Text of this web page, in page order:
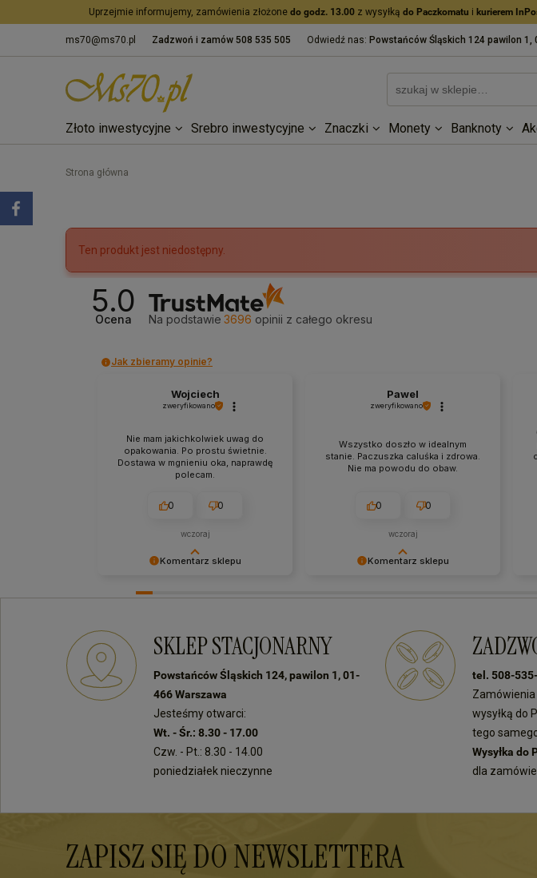
Uprzejmie informujemy, zamówienia złożone do godz. 13.00 z wysyłką do Paczkomatu i kurierem
ms70@ms70.pl Zadzwoń i zamów 508 535 505 Odwiedź nas: Powstańców Śląskich 124 pawilon 1,
Złoto inwestycyjne Srebro inwestycyjne Znaczki Monety Banknoty
Strona główna
Ten produkt jest niedostępny.
5.0
Ocena Na podstawie 3696 opinii z całego okresu
Jak zbieramy opinie?
Komentarz sklepu
pozytywną opinię! Zawsze staramy
klientów! Do zobaczenia:)
Wojciech
zweryfikowano
Nie mam jakichkolwiek uwag do
opakowania. Po prostu świetnie.
Dostawa w mgnieniu oka, naprawdę
polecam.
0 0
wczoraj
Komentarz sklepu
feedback! Cieszymy się, że nasz
Jest to dla nas największa nagroda.
Do zobaczenia przy kolejnych
Pawel
zweryfikowano
Wszystko doszło w idealnym
stanie. Paczuszka caluśka i zdrowa.
Nie ma powodu do obaw.
0 0
wczoraj
SKLEP STACJONARNY
Powstańców Śląskich 124, pawilon 1, 01-
466 Warszawa
Jesteśmy otwarci:
Wt. - Śr.: 8.30 - 17.00
Czw. - Pt.: 8.30 - 14.00
poniedziałek nieczynne
tel. 508-
Zamówienia
wysyłką do
tego
Wysyłka do
dla
ZAPISZ SIĘ DO NEWSLETTERA